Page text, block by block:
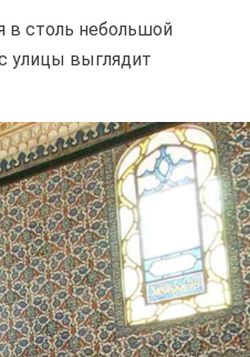
в столь небольшой
улицы выглядит